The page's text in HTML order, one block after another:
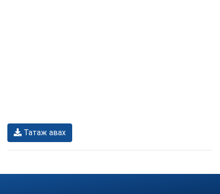
Татаж авах